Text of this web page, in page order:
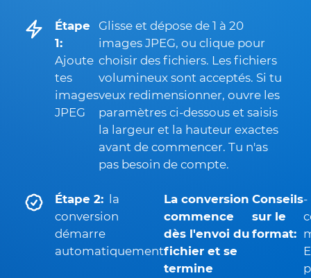
Étape
1:
Ajoute
tes
images
JPEG
Glisse et dépose de 1 à 20
images JPEG, ou clique pour
choisir des fichiers. Les fichiers
volumineux sont acceptés. Si tu
veux redimensionner, ouvre les
paramètres ci-dessous et saisis
la largeur et la hauteur exactes
avant de commencer. Tu n'as
pas besoin de compte.
Étape 2:
la
conversion
démarre
automatiquement
La conversion
commence
dès l'envoi du
fichier et se
termine
Conseils
sur le
format:
-